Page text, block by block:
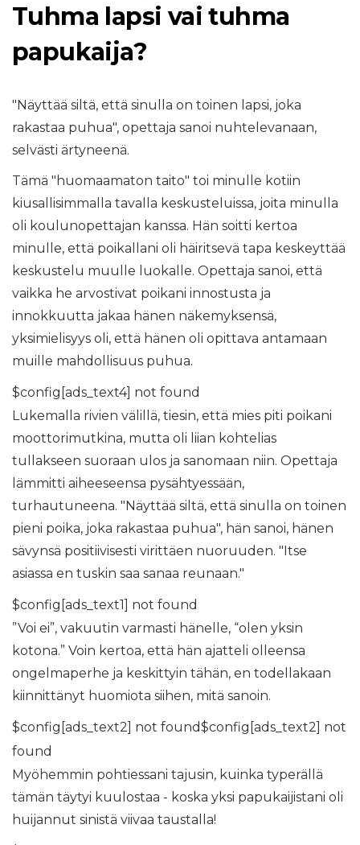
Tuhma lapsi vai tuhma
papukaija?
"Näyttää siltä, ​​että sinulla on toinen lapsi, joka
rakastaa puhua", opettaja sanoi nuhtelevanaan,
selvästi ärtyneenä.
Tämä "huomaamaton taito" toi minulle kotiin
kiusallisimmalla tavalla keskusteluissa, joita minulla
oli koulunopettajan kanssa. Hän soitti kertoa
minulle, että poikallani oli häiritsevä tapa keskeyttää
keskustelu muulle luokalle. Opettaja sanoi, että
vaikka he arvostivat poikani innostusta ja
innokkuutta jakaa hänen näkemyksensä,
yksimielisyys oli, että hänen oli opittava antamaan
muille mahdollisuus puhua.
$config[ads_text4] not found
Lukemalla rivien välillä, tiesin, että mies piti poikani
moottorimutkina, mutta oli liian kohtelias
tullakseen suoraan ulos ja sanomaan niin. Opettaja
lämmitti aiheeseensa pysähtyessään,
turhautuneena. "Näyttää siltä, ​​että sinulla on toinen
pieni poika, joka rakastaa puhua", hän sanoi, hänen
sävynsä positiivisesti virittäen nuoruuden. "Itse
asiassa en tuskin saa sanaa reunaan."
$config[ads_text1] not found
”Voi ei”, vakuutin varmasti hänelle, “olen yksin
kotona.” Voin kertoa, että hän ajatteli olleensa
ongelmaperhe ja keskittyin tähän, en todellakaan
kiinnittänyt huomiota siihen, mitä sanoin.
$config[ads_text2] not found$config[ads_text2] not
found
Myöhemmin pohtiessani tajusin, kuinka typerällä
tämän täytyi kuulostaa - koska yksi papukaijistani oli
huijannut sinistä viivaa taustalla!